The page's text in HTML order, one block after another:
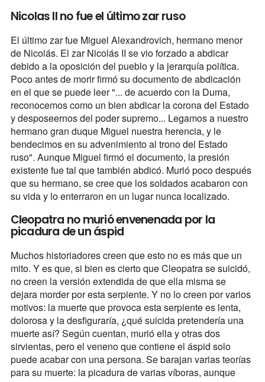
Nicolas II no fue el último zar ruso
El último zar fue Miguel Alexandrovich, hermano menor
de Nicolás. El zar Nicolás II se vio forzado a abdicar
debido a la oposición del pueblo y la jerarquía política.
Poco antes de morir firmó su documento de abdicación
en el que se puede leer "... de acuerdo con la Duma,
reconocemos como un bien abdicar la corona del Estado
y desposeernos del poder supremo... Legamos a nuestro
hermano gran duque Miguel nuestra herencia, y le
bendecimos en su advenimiento al trono del Estado
ruso". Aunque Miguel firmó el documento, la presión
existente fue tal que también abdicó. Murió poco después
que su hermano, se cree que los soldados acabaron con
su vida y lo enterraron en un lugar nunca localizado.
Cleopatra no murió envenenada por la
picadura de un áspid
Muchos historiadores creen que esto no es más que un
mito. Y es que, si bien es cierto que Cleopatra se suicidó,
no creen la versión extendida de que ella misma se
dejara morder por esta serpiente. Y no lo creen por varios
motivos: la muerte que provoca esta serpiente es lenta,
dolorosa y la desfiguraría, ¿qué suicida pretendería una
muerte así? Según cuentan, murió ella y otras dos
sirvientas, pero el veneno que contiene el áspid solo
puede acabar con una persona. Se barajan varias teorías
para su muerte: la picadura de varias víboras, aunque